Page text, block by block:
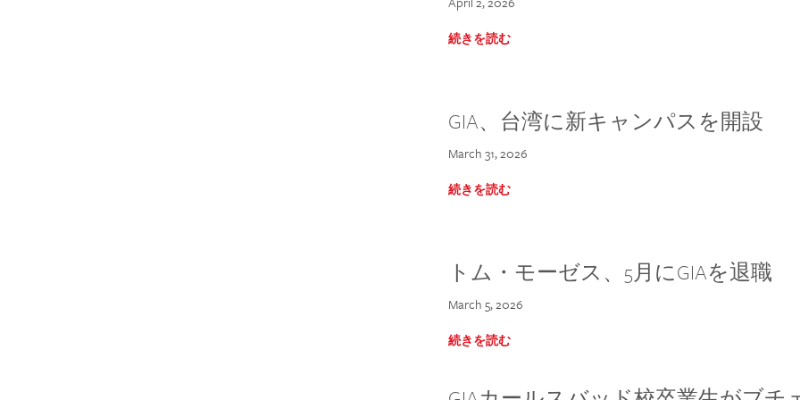
続きを読む
GIA、台湾に新キャンパスを開設
March 31, 2026
続きを読む
トム・モーゼス、5月にGIAを退職
March 5, 2026
続きを読む